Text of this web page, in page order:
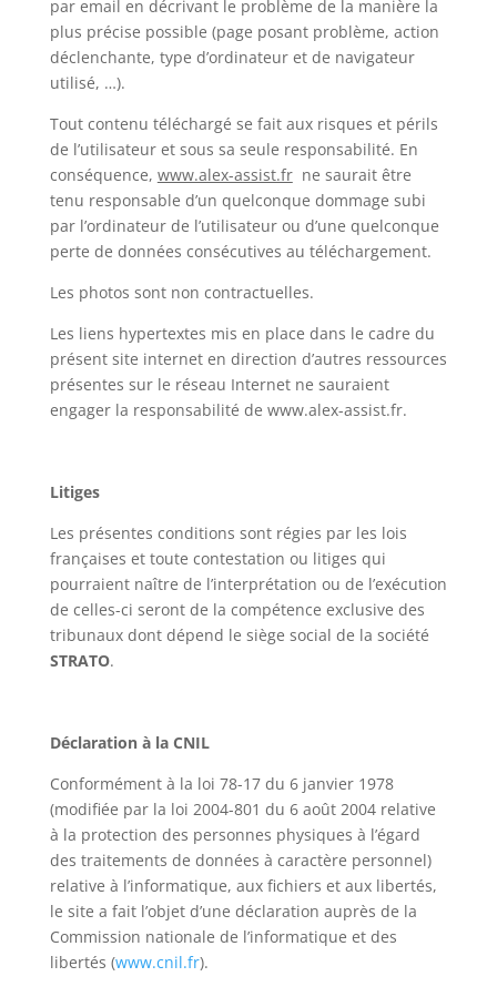
par email en décrivant le problème de la manière la
plus précise possible (page posant problème, action
déclenchante, type d’ordinateur et de navigateur
utilisé, …).
Tout contenu téléchargé se fait aux risques et périls
de l’utilisateur et sous sa seule responsabilité. En
conséquence, www.alex-assist.frne saurait être
tenu responsable d’un quelconque dommage subi
par l’ordinateur de l’utilisateur ou d’une quelconque
perte de données consécutives au téléchargement.
Les photos sont non contractuelles.
Les liens hypertextes mis en place dans le cadre du
présent site internet en direction d’autres ressources
présentes sur le réseau Internet ne sauraient
engager la responsabilité de www.alex-assist.fr.
Litiges
Les présentes conditions sont régies par les lois
françaises et toute contestation ou litiges qui
pourraient naître de l’interprétation ou de l’exécution
de celles-ci seront de la compétence exclusive des
tribunaux dont dépend le siège social de la société
STRATO.
Déclaration à la CNIL
Conformément à la loi 78-17 du 6 janvier 1978
(modifiée par la loi 2004-801 du 6 août 2004 relative
à la protection des personnes physiques à l’égard
des traitements de données à caractère personnel)
relative à l’informatique, aux fichiers et aux libertés,
le site a fait l’objet d’une déclaration auprès de la
Commission nationale de l’informatique et des
libertés (www.cnil.fr).